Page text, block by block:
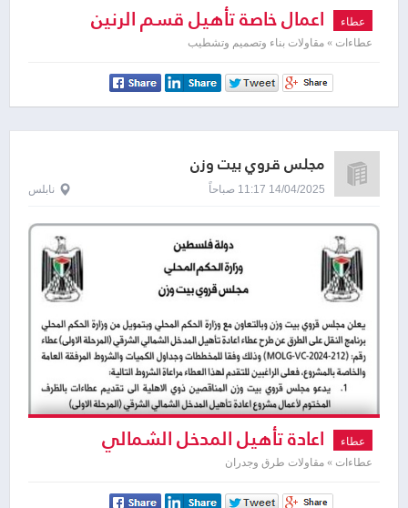
عطاء اعمال خاصة تأهيل قسم الرنين
المغناطيسي مستشفى بيت لحم
عطاءات » مقاولات بناء وتصميم وتشطيب
مجلس قروي بيت وزن
14/04/2025 11:17 صباحاً نابلس
عطاء اعادة تأهيل المدخل الشمالي
الشرقي ( المرحلة الأولى )
عطاءات » مقاولات طرق وجدران